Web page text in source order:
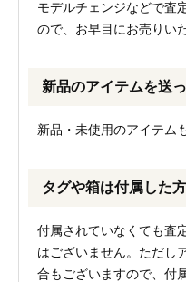
モデルチェンジなどで査
ので、お早目にお売りい
新品のアイテムを送
新品・未使用のアイテム
タグや箱は付属した
付属されていなくても査
はございません。ただし
合もございますので、付